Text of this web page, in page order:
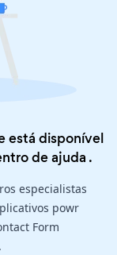
está disponível
de ajuda .
especialistas
powr
Form